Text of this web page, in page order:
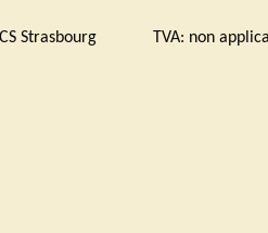
RCS Strasbourg TVA: non